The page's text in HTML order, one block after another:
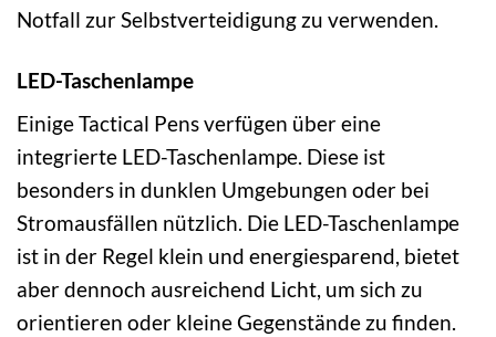
Notfall zur Selbstverteidigung zu verwenden.
LED-Taschenlampe
Einige Tactical Pens verfügen über eine
integrierte LED-Taschenlampe. Diese ist
besonders in dunklen Umgebungen oder bei
Stromausfällen nützlich. Die LED-Taschenlampe
ist in der Regel klein und energiesparend, bietet
aber dennoch ausreichend Licht, um sich zu
orientieren oder kleine Gegenstände zu finden.